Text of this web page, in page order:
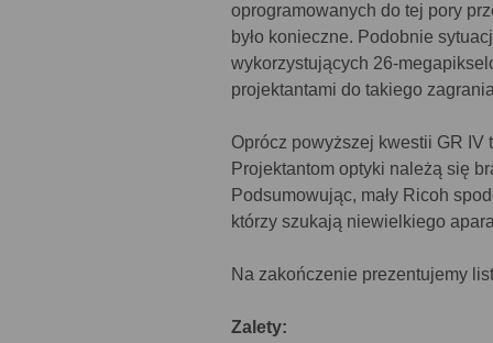
oprogramowanych do tej pory
było konieczne. Podobnie
wykorzystujących 26-
projektantami do takiego
Oprócz powyższej kwestii GR IV
Projektantom optyki należą się
Podsumowując, mały Ricoh
którzy szukają niewielkiego
Na zakończenie prezentujemy
Zalety: